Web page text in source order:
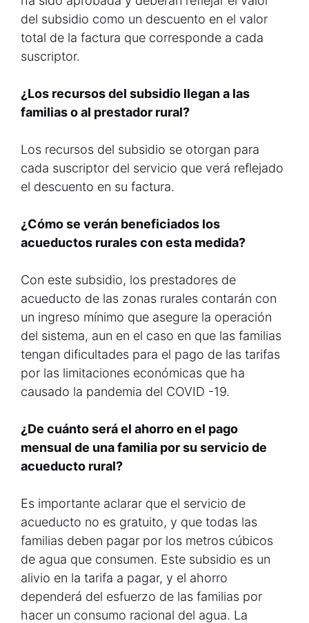
del subsidio como un descuento en el valor
total de la factura que corresponde a cada
suscriptor.
¿Los recursos del subsidio llegan a las
familias o al prestador rural?
Los recursos del subsidio se otorgan para
cada suscriptor del servicio que verá reflejado
el descuento en su factura.
¿Cómo se verán beneficiados los
acueductos rurales con esta medida?
Con este subsidio, los prestadores de
acueducto de las zonas rurales contarán con
un ingreso mínimo que asegure la operación
del sistema, aun en el caso en que las familias
tengan dificultades para el pago de las tarifas
por las limitaciones económicas que ha
causado la pandemia del COVID -19.
¿De cuánto será el ahorro en el pago
mensual de una familia por su servicio de
acueducto rural?
Es importante aclarar que el servicio de
acueducto no es gratuito, y que todas las
familias deben pagar por los metros cúbicos
de agua que consumen. Este subsidio es un
alivio en la tarifa a pagar, y el ahorro
dependerá del esfuerzo de las familias por
hacer un consumo racional del agua. La